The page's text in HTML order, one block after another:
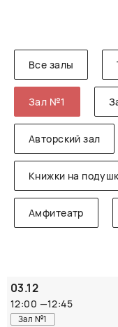
Все залы
Зал №1
Авторский зал
Книжки на
Амфитеатр
03.12
12:00 —12:45
Зал №1